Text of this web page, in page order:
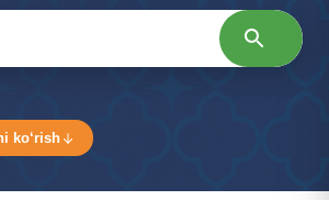
ko‘rish